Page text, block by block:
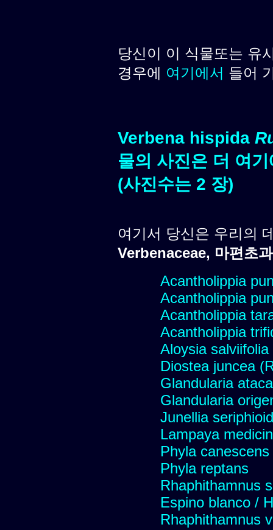
당신이 이 식물또는 유
경우에 여기에서 들어
Verbena hispida
물의 사진은 더 여
(사진수는 2 장)
여기서 당신은 우리의
Verbenaceae, 마편초과
Acantholippia
Acantholippia
Acantholippia
Acantholippia
Aloysia
Diostea juncea
Glandularia
Glandularia
Junellia
Lampaya
Phyla canescens
Phyla reptans
Rhaphithamnus
Espino blanco /
Rhaphithamnus